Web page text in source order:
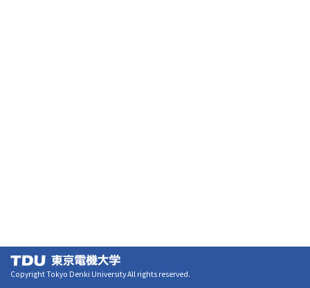
Copyright Tokyo Denki University All rights reserved.